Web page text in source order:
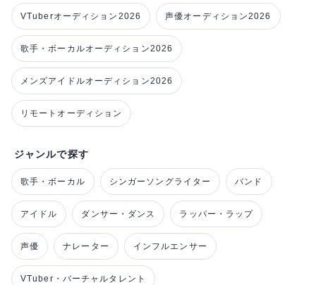
VTuberオーディション2026 声優オーディション2026
歌手・ボーカルオーディション2026
メンズアイドルオーディション2026
リモートオーディション
ジャンルで探す
歌手・ボーカル シンガーソングライター バンド
アイドル ダンサー・ダンス ラッパー・ラップ
声優 ナレーター インフルエンサー
VTuber・バーチャルタレント